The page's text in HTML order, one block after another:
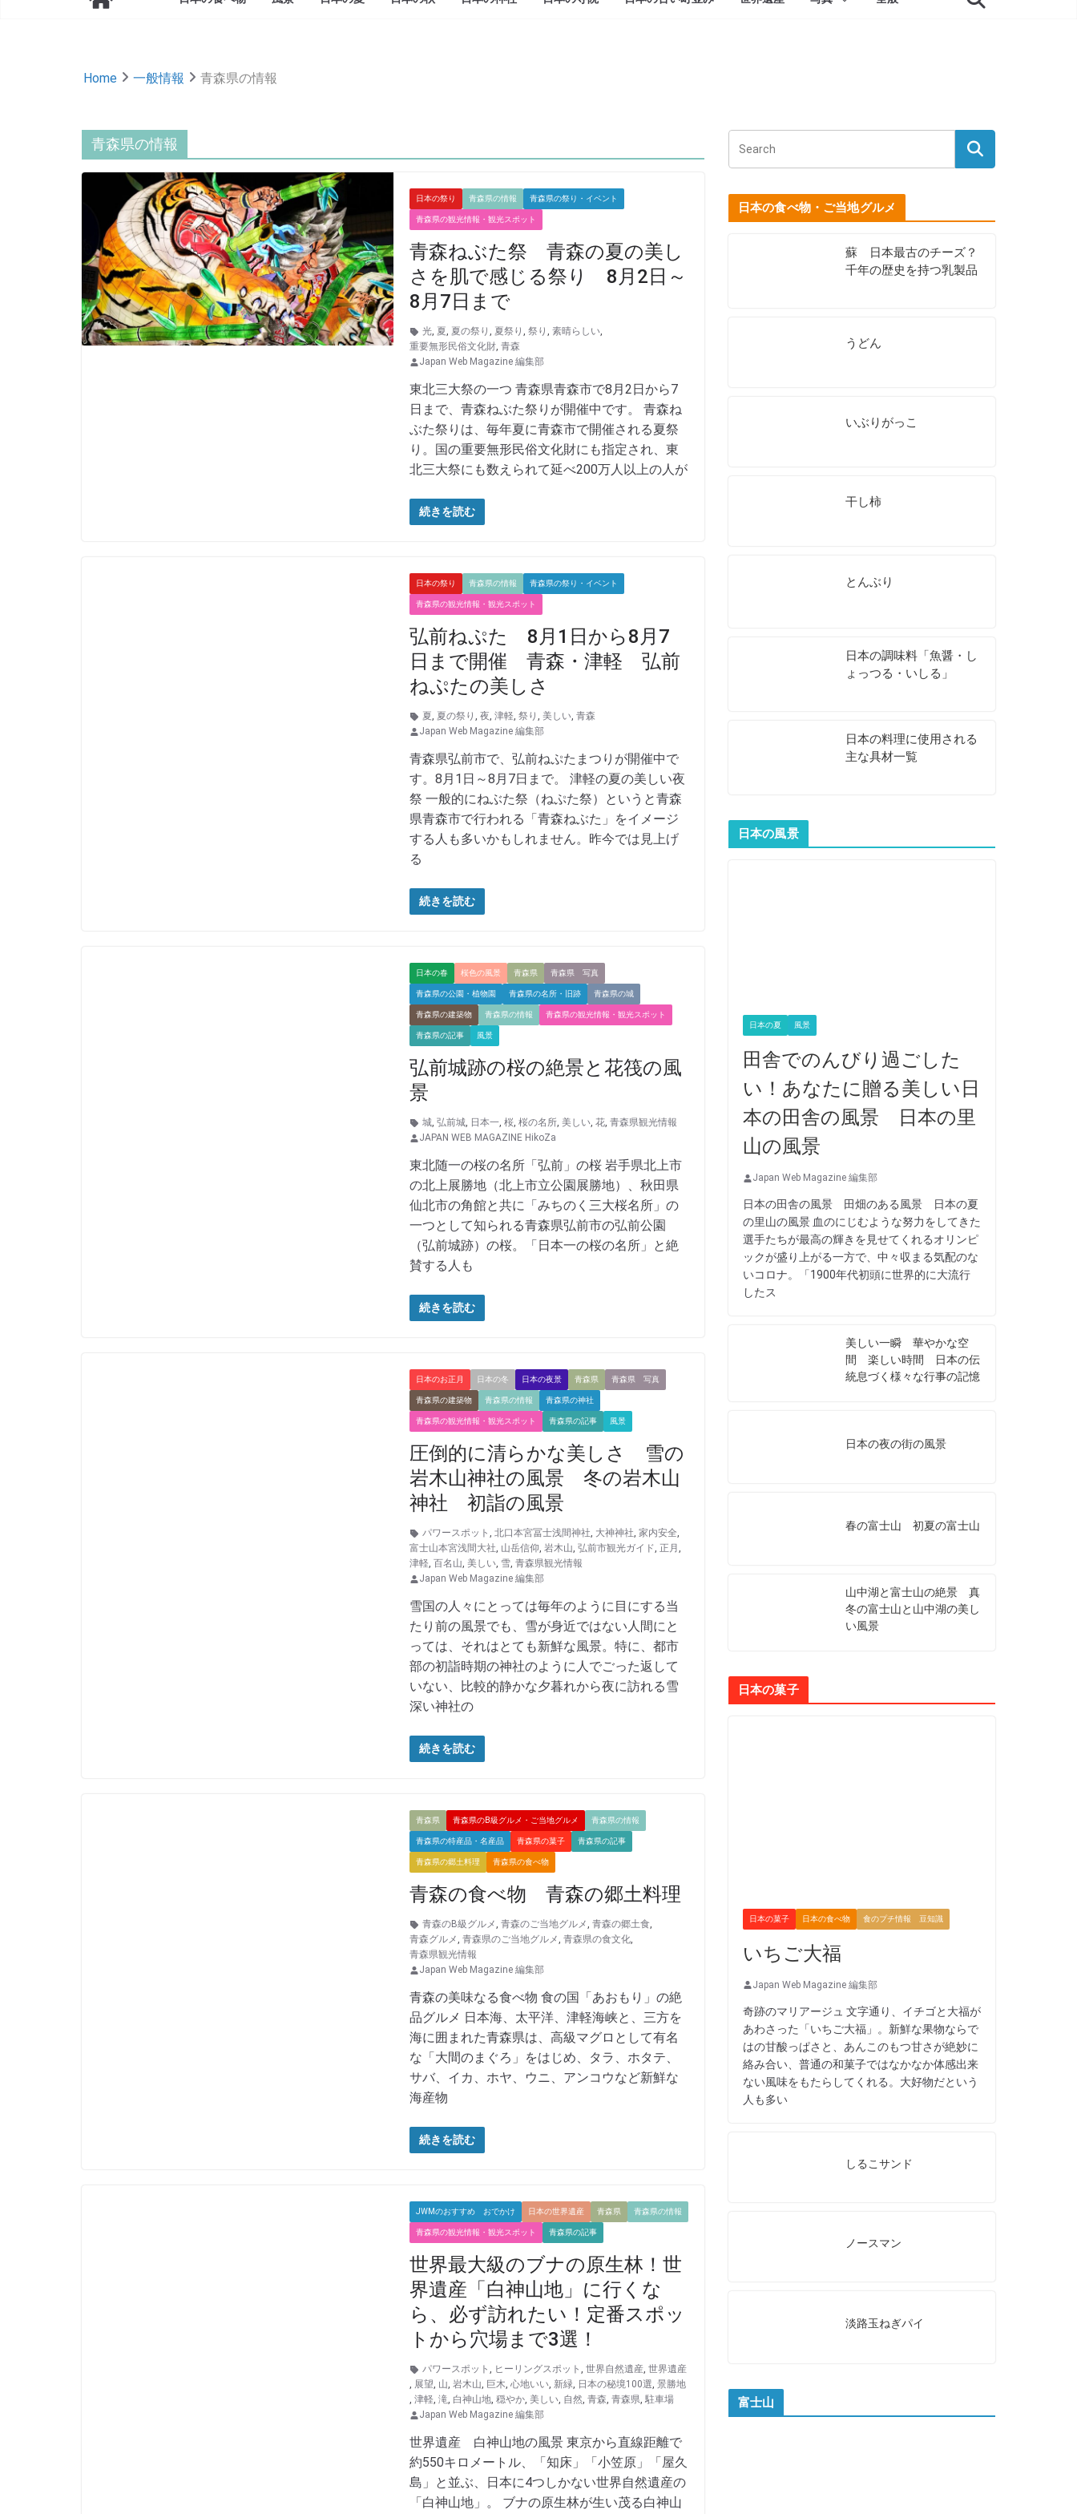
Home 一般情報 青森県の情報
青森県の情報
日本の祭り 青森県の情報 青森県の祭り・イベント
青森県の観光情報・観光スポット
青森ねぶた祭 青森の夏の美し
さを肌で感じる祭り 8月2日～
8月7日まで
光, 夏, 夏の祭り , 夏祭り , 祭り , 素晴らしい,
重要無形民俗文化財, 青森
Japan Web Magazine 編集部
東北三大祭の一つ 青森県青森市で8月2日から7
日まで、青森ねぶた祭りが開催中です。 青森ね
ぶた祭りは、毎年夏に青森市で開催される夏祭
り。国の重要無形民俗文化財にも指定され、東
北三大祭にも数えられて延べ200万人以上の人が
続きを読む
日本の祭り 青森県の情報 青森県の祭り・イベント
青森県の観光情報・観光スポット
弘前ねぷた 8月1日から8月7
日まで開催 青森・津軽 弘前
ねぷたの美しさ
夏, 夏の祭り , 夜, 津軽, 祭り , 美しい, 青森
Japan Web Magazine 編集部
青森県弘前市で、弘前ねぷたまつりが開催中で
す。8月1日～8月7日まで。 津軽の夏の美しい夜
祭 一般的にねぶた祭（ねぷた祭）というと青森
県青森市で行われる「青森ねぶた」をイメージ
する人も多いかもしれません。昨今では見上げ
る
続きを読む
日本の春 桜色の風景 青森県 青森県 写真
青森県の公園・植物園 青森県の名所・旧跡 青森県の城
青森県の建築物 青森県の情報 青森県の観光情報・観光スポット
青森県の記事 風景
弘前城跡の桜の絶景と花筏の風
景
城, 弘前城, 日本一, 桜, 桜の名所, 美しい, 花, 青森県観光情報
JAPAN WEB MAGAZINE HikoZa
東北随一の桜の名所「弘前」の桜 岩手県北上市
の北上展勝地（北上市立公園展勝地）、秋田県
仙北市の角館と共に「みちのく三大桜名所」の
一つとして知られる青森県弘前市の弘前公園
（弘前城跡）の桜。「日本一の桜の名所」と絶
賛する人も
続きを読む
日本のお正月 日本の冬 日本の夜景 青森県 青森県 写真
青森県の建築物 青森県の情報 青森県の神社
青森県の観光情報・観光スポット 青森県の記事 風景
圧倒的に清らかな美しさ 雪の
岩木山神社の風景 冬の岩木山
神社 初詣の風景
パワースポット , 北口本宮冨士浅間神社, 大神神社, 家内安全,
富士山本宮浅間大社, 山岳信仰, 岩木山, 弘前市観光ガイド, 正月 ,
津軽, 百名山, 美しい, 雪, 青森県観光情報
Japan Web Magazine 編集部
雪国の人々にとっては毎年のように目にする当
たり前の風景でも、雪が身近ではない人間にと
っては、それはとても新鮮な風景。特に、都市
部の初詣時期の神社のように人でごった返して
いない、比較的静かな夕暮れから夜に訪れる雪
深い神社の
続きを読む
青森県 青森県のB級グルメ・ご当地グルメ 青森県の情報
青森県の特産品・名産品 青森県の菓子 青森県の記事
青森県の郷土料理 青森県の食べ物
青森の食べ物 青森の郷土料理
青森のB級グルメ, 青森のご当地グルメ, 青森の郷土食,
青森グルメ, 青森県のご当地グルメ, 青森県の食文化,
青森県観光情報
Japan Web Magazine 編集部
青森の美味なる食べ物 食の国「あおもり」の絶
品グルメ 日本海、太平洋、津軽海峡と、三方を
海に囲まれた青森県は、高級マグロとして有名
な「大間のまぐろ」をはじめ、タラ、ホタテ、
サバ、イカ、ホヤ、ウニ、アンコウなど新鮮な
海産物
続きを読む
JWMのおすすめ おでかけ 日本の世界遺産 青森県 青森県の情報
青森県の観光情報・観光スポット 青森県の記事
世界最大級のブナの原生林！世
界遺産「白神山地」に行くな
ら、必ず訪れたい！定番スポッ
トから穴場まで3選！
パワースポット , ヒーリングスポット , 世界自然遺産, 世界遺産
, 展望, 山, 岩木山, 巨木, 心地いい, 新緑, 日本の秘境100選, 景勝地
, 津軽, 滝, 白神山地, 穏やか, 美しい, 自然, 青森, 青森県, 駐車場
Japan Web Magazine 編集部
世界遺産 白神山地の風景 東京から直線距離で
約550キロメートル、「知床」「小笠原」「屋久
島」と並ぶ、日本に4つしかない世界自然遺産の
「白神山地」。 ブナの原生林が生い茂る白神山
日本の食べ物・ご当地グルメ
蘇 日本最古のチーズ？
千年の歴史を持つ乳製品
うどん
いぶりがっこ
干し柿
とんぶり
日本の調味料「魚醤・し
ょっつる・いしる」
日本の料理に使用される
主な具材一覧
日本の風景
日本の夏 風景
田舎でのんびり過ごした
い！あなたに贈る美しい日
本の田舎の風景 日本の里
山の風景
Japan Web Magazine 編集部
日本の田舎の風景 田畑のある風景 日本の夏
の里山の風景 血のにじむような努力をしてきた
選手たちが最高の輝きを見せてくれるオリンピ
ックが盛り上がる一方で、中々収まる気配のな
いコロナ。「1900年代初頭に世界的に大流行
したス
美しい一瞬 華やかな空
間 楽しい時間 日本の伝
統息づく様々な行事の記憶
日本の夜の街の風景
春の富士山 初夏の富士山
山中湖と富士山の絶景 真
冬の富士山と山中湖の美し
い風景
日本の菓子
日本の菓子 日本の食べ物 食のプチ情報 豆知識
いちご大福
Japan Web Magazine 編集部
奇跡のマリアージュ 文字通り、イチゴと大福が
あわさった「いちご大福」。新鮮な果物ならで
はの甘酸っぱさと、あんこのもつ甘さが絶妙に
絡み合い、普通の和菓子ではなかなか体感出来
ない風味をもたらしてくれる。大好物だという
人も多い
しるこサンド
ノースマン
淡路玉ねぎパイ
富士山